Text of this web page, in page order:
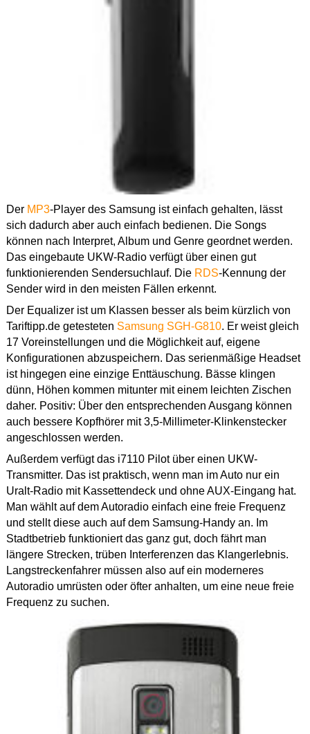
Der MP3-Player des Samsung ist einfach gehalten, lässt
sich dadurch aber auch einfach bedienen. Die Songs
können nach Interpret, Album und Genre geordnet werden.
Das eingebaute UKW-Radio verfügt über einen gut
funktionierenden Sendersuchlauf. Die RDS-Kennung der
Sender wird in den meisten Fällen erkennt.
Der Equalizer ist um Klassen besser als beim kürzlich von
Tariftipp.de getesteten Samsung SGH-G810. Er weist gleich
17 Voreinstellungen und die Möglichkeit auf, eigene
Konfigurationen abzuspeichern. Das serienmäßige Headset
ist hingegen eine einzige Enttäuschung. Bässe klingen
dünn, Höhen kommen mitunter mit einem leichten Zischen
daher. Positiv: Über den entsprechenden Ausgang können
auch bessere Kopfhörer mit 3,5-Millimeter-Klinkenstecker
angeschlossen werden.
Außerdem verfügt das i7110 Pilot über einen UKW-
Transmitter. Das ist praktisch, wenn man im Auto nur ein
Uralt-Radio mit Kassettendeck und ohne AUX-Eingang hat.
Man wählt auf dem Autoradio einfach eine freie Frequenz
und stellt diese auch auf dem Samsung-Handy an. Im
Stadtbetrieb funktioniert das ganz gut, doch fährt man
längere Strecken, trüben Interferenzen das Klangerlebnis.
Langstreckenfahrer müssen also auf ein moderneres
Autoradio umrüsten oder öfter anhalten, um eine neue freie
Frequenz zu suchen.